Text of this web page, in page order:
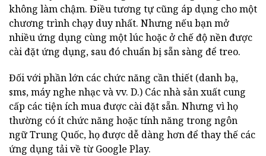
không làm chậm. Điều tương tự cũng áp dụng cho một
chương trình chạy duy nhất. Nhưng nếu bạn mở
nhiều ứng dụng cùng một lúc hoặc ở chế độ nền được
cài đặt ứng dụng, sau đó chuẩn bị sẵn sàng để treo.
Đối với phần lớn các chức năng cần thiết (danh bạ,
sms, máy nghe nhạc và vv. D.) Các nhà sản xuất cung
cấp các tiện ích mua được cài đặt sẵn. Nhưng vì họ
thường có ít chức năng hoặc tính năng trong ngôn
ngữ Trung Quốc, họ được dễ dàng hơn để thay thế các
ứng dụng tải về từ Google Play.